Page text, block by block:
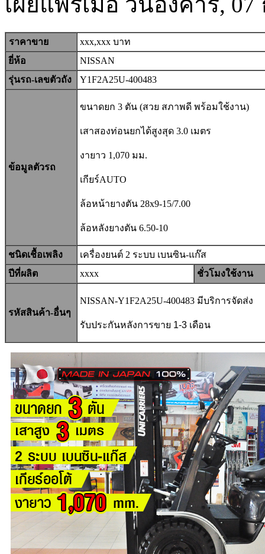
ราคาขาย
xxx,xxx บาท
ยี่ห้อ
NISSAN
รุ่นรถ-เลขตัวถัง
Y1F2A25U-400483
ข้อมูลตัวรถ
ขนาดยก 3 ตัน (สวย สภาพดี พร้อมใช้งาน)
เสาสองท่อนยกได้สูงสุด 3.0 เมตร
งายาว 1,070 มม.
เกียร์AUTO
ล้อหน้ายางตัน 28x9-15/7.00
ล้อหลังยางตัน 6.50-10
ชนิดเชื้อเพลิง
เครื่องยนต์ 2 ระบบ เบนซิน-แก๊ส
ปีที่ผลิต
xxxx ชั่วโมงใช้งาน
รหัสสินค้า-อื่นๆ
NISSAN-Y1F2A25U-400483 มีบริการจัดส่ง
รับประกันหลังการขาย 1-3 เดือน